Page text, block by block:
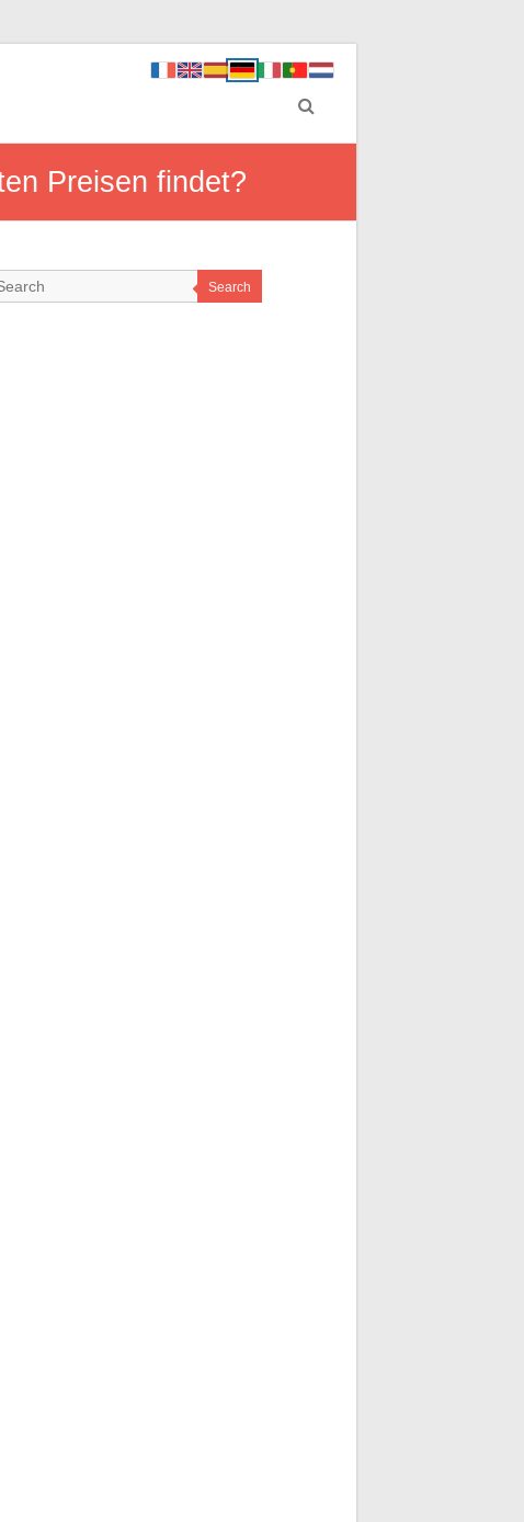
Preisen findet?
Search